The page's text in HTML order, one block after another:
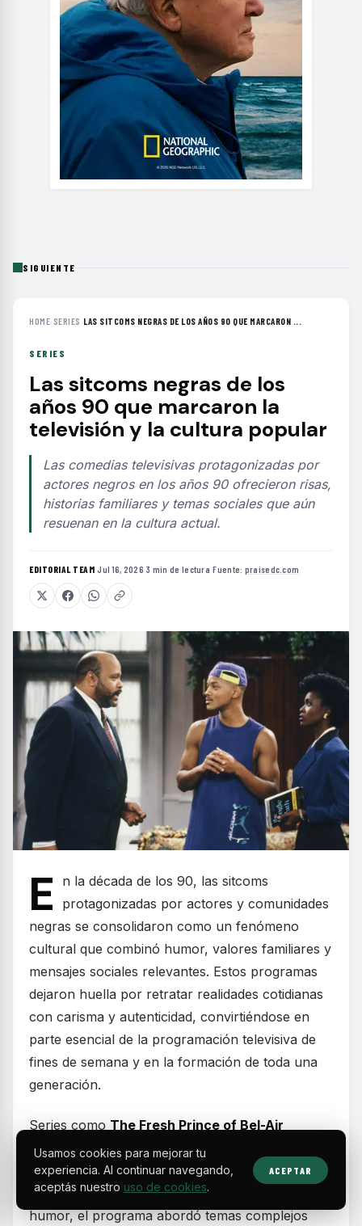
SIGUIENTE
HOME› SERIES ›LAS SITCOMS NEGRAS DE LOS AÑOS 90 QUE MARCARON ...
SERIES
Las sitcoms negras de los
años 90 que marcaron la
televisión y la cultura popular
Las comedias televisivas protagonizadas por
actores negros en los años 90 ofrecieron risas,
historias familiares y temas sociales que aún
resuenan en la cultura actual.
EDITORIAL TEAM·Jul 16, 2026·3 min de lectura·Fuente: praisedc.com
E
n la década de los 90, las sitcoms
protagonizadas por actores y comunidades
negras se consolidaron como un fenómeno
cultural que combinó humor, valores familiares y
mensajes sociales relevantes. Estos programas
dejaron huella por retratar realidades cotidianas
con carisma y autenticidad, convirtiéndose en
parte esencial de la programación televisiva de
fines de semana y en la formación de toda una
generación.
Series como The Fresh Prince of Bel-Air
mostraron la historia de un joven de Filadelfia
que, tras meterse en problemas, se muda con
sus parientes adinerados en Bel-Air. Más allá del
humor, el programa abordó temas complejos
Usamos cookies para mejorar tu
experiencia. Al continuar navegando,
aceptás nuestro uso de cookies.
ACEPTAR